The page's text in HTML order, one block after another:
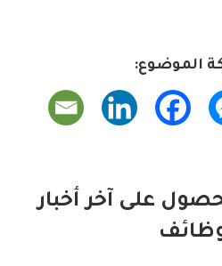
الموضوع:
على آخر أخبار